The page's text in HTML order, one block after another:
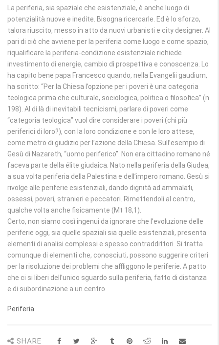
La periferia, sia spaziale che esistenziale, è anche luogo di
potenzialità nuove e inedite. Bisogna ricercarle. Ed è lo sforzo,
talora riuscito, messo in atto da nuovi urbanisti e city designer. Al
pari di ciò che avviene per la periferia come luogo e come spazio,
riqualificare la periferia-condizione esistenziale richiede
investimento di energie, cambio di prospettiva e conoscenza. Lo
ha capito bene papa Francesco quando, nella Evangelii gaudium,
ha scritto: “Per la Chiesa l’opzione per i poveri è una categoria
teologica prima che culturale, sociologica, politica o filosofica” (n.
198). Al di là di inevitabili tecnicismi, parlare di poveri come
“categoria teologica” vuol dire considerare i poveri (chi più
periferici di loro?), con la loro condizione e con le loro attese,
come metro di giudizio per l’azione della Chiesa. Sull’esempio di
Gesù di Nazareth, “uomo periferico”. Non era cittadino romano né
faceva parte della élite giudaica. Nato nella periferia della Giudea,
a sua volta periferia della Palestina e dell’impero romano. Gesù si
rivolge alle periferie esistenziali, dando dignità ad ammalati,
ossessi, poveri, stranieri e peccatori. Rimettendoli al centro,
qualche volta anche fisicamente (Mt 18,1).
Certo, non siamo così ingenui da ignorare che l’evoluzione delle
periferie oggi, sia quelle spaziali sia quelle esistenziali, presenta
elementi di analisi complessi e spesso contraddittori. Si tratta
comunque di elementi che, conosciuti, possono suggerire criteri
per la risoluzione dei problemi che affliggono le periferie. A patto
che ci si liberi dell’unico sguardo sulla periferia, fatto di distanza
e di subordinazione a un centro.
Periferia
SHARE